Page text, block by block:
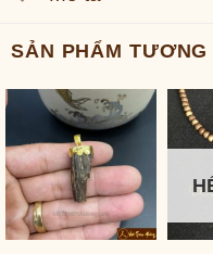
SẢN PHẨM TƯƠNG